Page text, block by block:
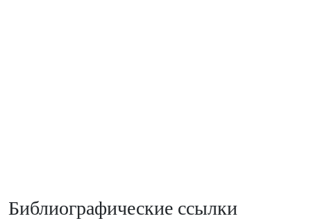
Библиографические ссылки